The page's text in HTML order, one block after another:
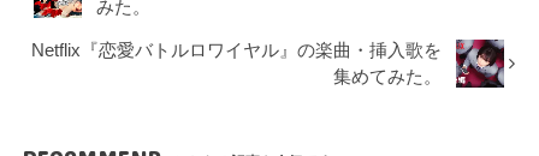
みた。
Netflix『恋愛バトルロワイヤル』の楽曲・挿入歌を
集めてみた。